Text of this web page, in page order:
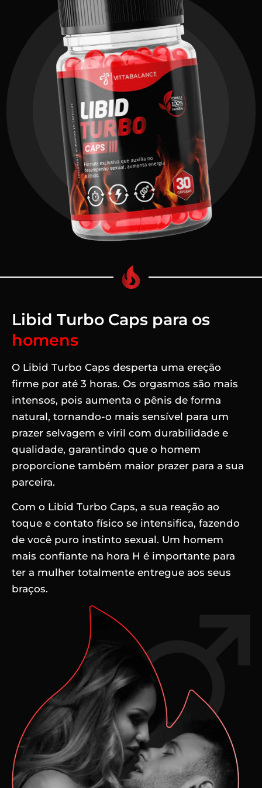
Libid Turbo Caps para os
homens
O Libid Turbo Caps desperta uma ereção
firme por até 3 horas. Os orgasmos são mais
intensos, pois aumenta o pênis de forma
natural, tornando-o mais sensível para um
prazer selvagem e viril com durabilidade e
qualidade, garantindo que o homem
proporcione também maior prazer para a sua
parceira.
Com o Libid Turbo Caps, a sua reação ao
toque e contato físico se intensifica, fazendo
de você puro instinto sexual. Um homem
mais confiante na hora H é importante para
ter a mulher totalmente entregue aos seus
braços.